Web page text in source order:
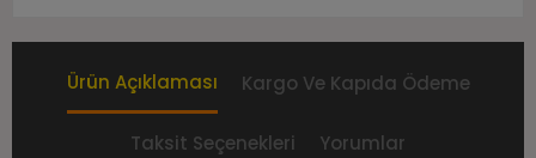
Ürün Açıklaması Kargo Ve Kapıda Ödeme
Taksit Seçenekleri Yorumlar